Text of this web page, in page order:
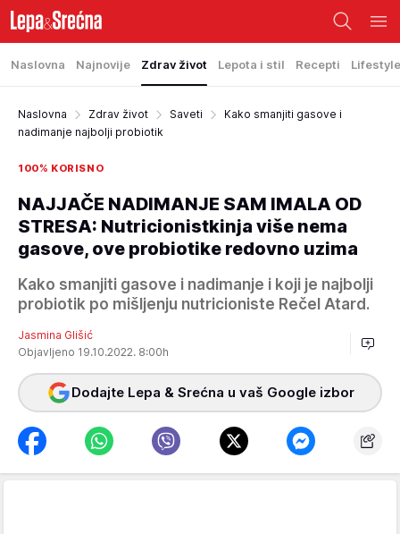
Naslovna Najnovije Zdrav život Lepota i stil Recepti Lifestyle
Naslovna Zdrav život Saveti
Kako smanjiti gasove i
nadimanje najbolji probiotik
100% KORISNO
NAJJAČE NADIMANJE SAM IMALA OD
STRESA: Nutricionistkinja više nema
gasove, ove probiotike redovno uzima
Kako smanjiti gasove i nadimanje i koji je najbolji
probiotik po mišljenju nutricioniste Rečel Atard.
Jasmina Glišić
Objavljeno 19.10.2022. 8:00h
Dodajte Lepa & Srećna u vaš Google izbor